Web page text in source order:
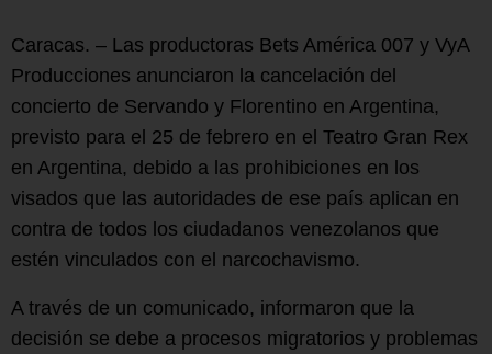
Caracas. – Las productoras Bets América 007 y VyA
Producciones anunciaron la cancelación del
concierto de Servando y Florentino en Argentina,
previsto para el 25 de febrero en el Teatro Gran Rex
en Argentina, debido a las prohibiciones en los
visados que las autoridades de ese país aplican en
contra de todos los ciudadanos venezolanos que
estén vinculados con el narcochavismo.
A través de un comunicado, informaron que la
decisión se debe a procesos migratorios y problemas